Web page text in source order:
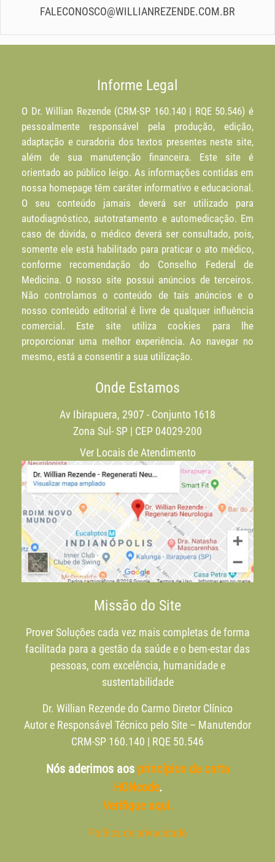
FALECONOSCO@WILLIANREZENDE.COM.BR
Informe Legal
O Dr. Willian Rezende (CRM-SP 160.140 | RQE 50.546) é
pessoalmente responsável pela produção, edição,
adaptação e curadoria dos textos presentes neste site,
além de sua manutenção financeira. Este site é
orientado ao público leigo. As informações contidas em
nossa homepage têm caráter informativo e educacional.
O seu conteúdo jamais deverá ser utilizado para
autodiagnóstico, autotratamento e automedicação. Em
caso de dúvida, o médico deverá ser consultado, pois,
somente ele está habilitado para praticar o ato médico,
conforme recomendação do Conselho Federal de
Medicina. O nosso site possui anúncios de terceiros.
Não controlamos o conteúdo de tais anúncios e o
nosso conteúdo editorial é livre de qualquer influência
comercial. Este site utiliza cookies para lhe
proporcionar uma melhor experiência. Ao navegar no
mesmo, está a consentir a sua utilização.
Onde Estamos
Av Ibirapuera, 2907 - Conjunto 1618
Zona Sul- SP | CEP 04029-200
Ver Locais de Atendimento
Missão do Site
Prover Soluções cada vez mais completas de forma
facilitada para a gestão da saúde e o bem-estar das
pessoas, com excelência, humanidade e
sustentabilidade
Dr. Willian Rezende do Carmo Diretor Clínico
Autor e Responsável Técnico pelo Site – Manutendor
CRM-SP 160.140 | RQE 50.546
Nós aderimos aos princípios da carta
HONcode.
Verifique aqui.
Política de privacidade